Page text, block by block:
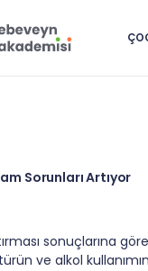
Sorunları Artıyor
sonuçlarına
ve alkol